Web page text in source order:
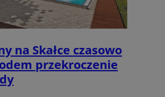
na Skałce czasowo
przekroczenie